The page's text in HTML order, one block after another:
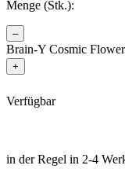
Menge (Stk.):
–
Brain-Y Cosmic
+
Verfügbar
in der Regel in 2-4